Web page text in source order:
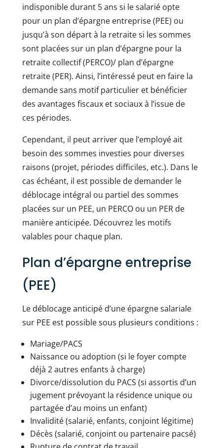
indisponible durant 5 ans si le salarié opte
pour un plan d’épargne entreprise (PEE) ou
jusqu’à son départ à la retraite si les sommes
sont placées sur un plan d’épargne pour la
retraite collectif (PERCO)/ plan d’épargne
retraite (PER). Ainsi, l’intéressé peut en faire la
demande sans motif particulier et bénéficier
des avantages fiscaux et sociaux à l’issue de
ces périodes.
Cependant, il peut arriver que l’employé ait
besoin des sommes investies pour diverses
raisons (projet, périodes difficiles, etc.). Dans le
cas échéant, il est possible de demander le
déblocage intégral ou partiel des sommes
placées sur un PEE, un PERCO ou un PER de
manière anticipée. Découvrez les motifs
valables pour chaque plan.
Plan d’épargne entreprise
(PEE)
Le déblocage anticipé d’une épargne salariale
sur PEE est possible sous plusieurs conditions :
Mariage/PACS
Naissance ou adoption (si le foyer compte
déjà 2 autres enfants à charge)
Divorce/dissolution du PACS (si assortis d’un
jugement prévoyant la résidence unique ou
partagée d’au moins un enfant)
Invalidité (salarié, enfants, conjoint légitime)
Décès (salarié, conjoint ou partenaire pacsé)